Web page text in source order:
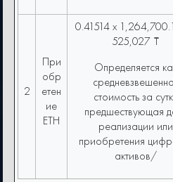
2
При
обр
етен
ие
ETH
0.41514 x
525,027 ₸
Определяется
стоимость за
предшествующая
реализации или
приобретения
активов/